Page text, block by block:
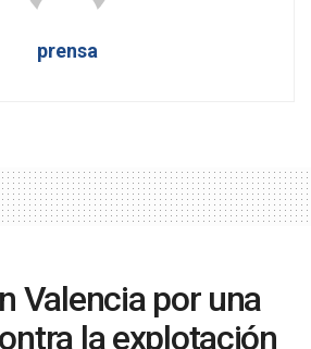
prensa
Valencia por una
la explotación